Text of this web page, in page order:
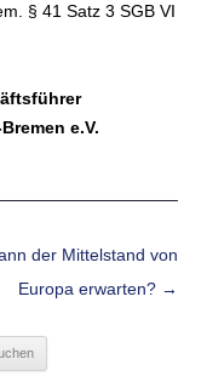
§ 41 Satz 3 SGB VI
e.V.
der Mittelstand von
Europa erwarten? →